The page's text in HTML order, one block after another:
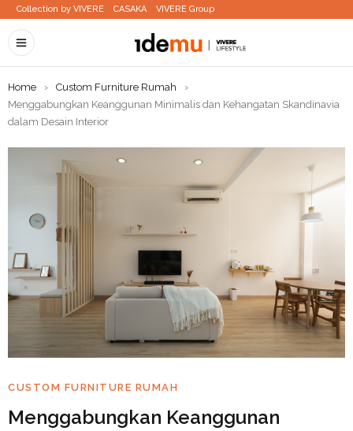
Collection by VIVERE CASAKA VIVERE Group
Home › Custom Furniture Rumah
›
Menggabungkan Keanggunan Minimalis dan Kehangatan Skandinavia
dalam Desain Interior
CUSTOM FURNITURE RUMAH
Menggabungkan Keanggunan